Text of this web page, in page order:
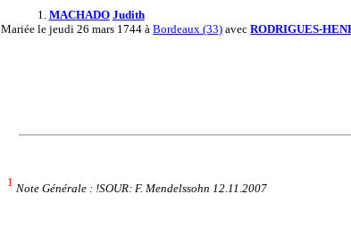
1. MACHADO Judith
Mariée le jeudi 26 mars 1744 àBordeaux (33) avecRODRIGUES-
1 Note Générale : !SOUR: F. Mendelssohn 12.11.2007